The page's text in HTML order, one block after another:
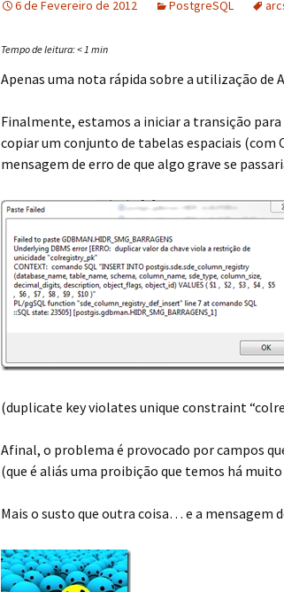
6 de Fevereiro de 2012 PostgreSQL
Tempo de leitura:< 1 min
Apenas uma nota rápida sobre a utilização de
Finalmente, estamos a iniciar a transição
copiar um conjunto de tabelas espaciais (com
mensagem de erro de que algo grave se
(duplicate key violates unique constraint
Afinal, o problema é provocado por campos
(que é aliás uma proibição que temos há
Mais o susto que outra coisa… e a mensagem